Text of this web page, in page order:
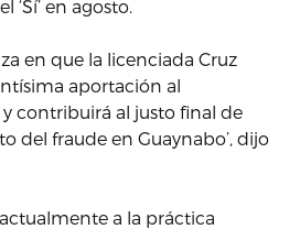
‘Sí’ en agosto.
en que la licenciada Cruz
aportación al
contribuirá al justo final de
del fraude en Guaynabo’, dijo
a la práctica